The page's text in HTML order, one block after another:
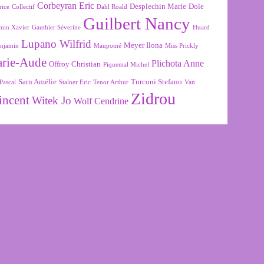
Collectif Corbeyran Eric Dahl Roald Desplechin Marie Dole
Xavier Gauthier Séverine Guilbert Nancy Huard
Lupano Wilfrid Maupomé Meyer Ilona Miss Prickly
Aude Offroy Christian Piquemal Michel Plichota Anne
Sarn Amélie Stalner Eric Tenor Arthur Turconi Stefano Van
Witek Jo Wolf Cendrine Zidrou